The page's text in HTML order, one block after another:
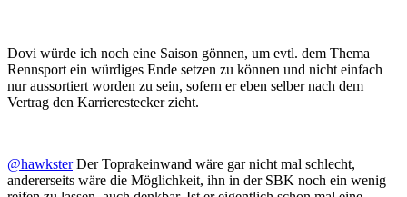
Dovi würde ich noch eine Saison gönnen, um evtl. dem Thema
Rennsport ein würdiges Ende setzen zu können und nicht einfach
nur aussortiert worden zu sein, sofern er eben selber nach dem
Vertrag den Karrierestecker zieht.
@hawksterDer Toprakeinwand wäre gar nicht mal schlecht,
andererseits wäre die Möglichkeit, ihn in der SBK noch ein wenig